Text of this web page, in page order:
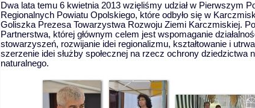
Dwa lata temu 6 kwietnia 2013 wzięliśmy udział w Pierwszym
Regionalnych Powiatu Opolskiego, które odbyło się w
Goliszka Prezesa Towarzystwa Rozwoju Ziemi Karczmiskiej.
Partnerstwa, której głównym celem jest wspomaganie
stowarzyszeń, rozwijanie idei regionalizmu, kształtowanie i
szerzenie idei służby społecznej na rzecz ochrony dziedzictwa
naturalnego.